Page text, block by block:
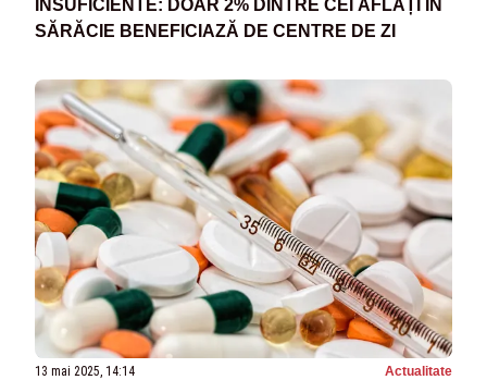
INSUFICIENTE: DOAR 2% DINTRE CEI AFLAȚI ÎN
SĂRĂCIE BENEFICIAZĂ DE CENTRE DE ZI
13 mai 2025, 14:14 Actualitate